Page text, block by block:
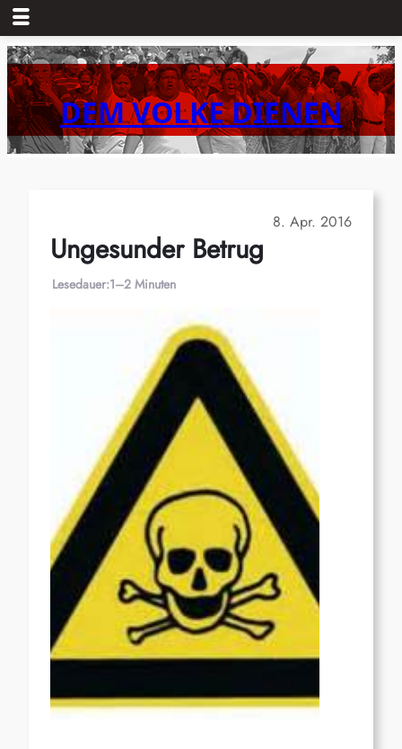
Zum
Inhalt
springenDEM VOLKE DIENEN
8. Apr. 2016
Ungesunder Betrug
Lesedauer:1–2 Minuten